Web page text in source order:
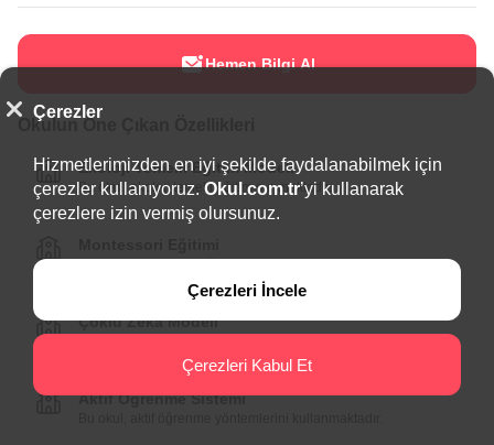
Hemen Bilgi Al
Okulun Öne Çıkan Özellikleri
Ekoloji Temelli Eğitim Modeli
Bu okul, ekoloji temelli eğitim sunmaktadır.
Bu okul, Montessori Eğitimi konusunda uzman.
Çoklu Zeka Modeli
Aktif Öğrenme Sistemi
Çerezler
Hizmetlerimizden en iyi şekilde faydalanabilmek için
çerezler kullanıyoruz. Okul.com.tr’yi kullanarak
çerezlere izin vermiş olursunuz.
Çerezleri İncele
Çerezleri Kabul Et